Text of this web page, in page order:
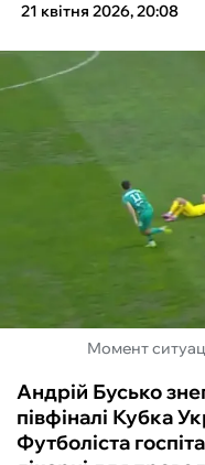
КІБЕРСПОРТ
ФУТЗАЛ
БУКМЕКЕРИ
21 квітня 2026, 20:08
Момент
Андрій Бусько
півфіналі Кубка
Футболіста